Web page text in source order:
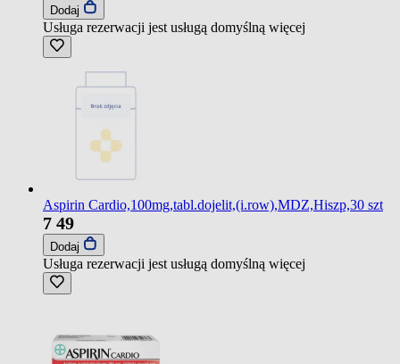
Dodaj
Usługa rezerwacji jest usługą domyślną więcej
Aspirin Cardio,100mg,tabl.dojelit,(i.row),MDZ,Hiszp,30 szt
7 49
Dodaj
Usługa rezerwacji jest usługą domyślną więcej